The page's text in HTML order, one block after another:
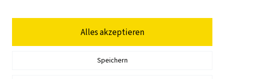
Holp, der die Beweglichkeit des Baggers erhöht, fest an den R
Man kann den Löffel drehen und beispielsweise auch mal seitlich
Alles akzeptieren
Speichern